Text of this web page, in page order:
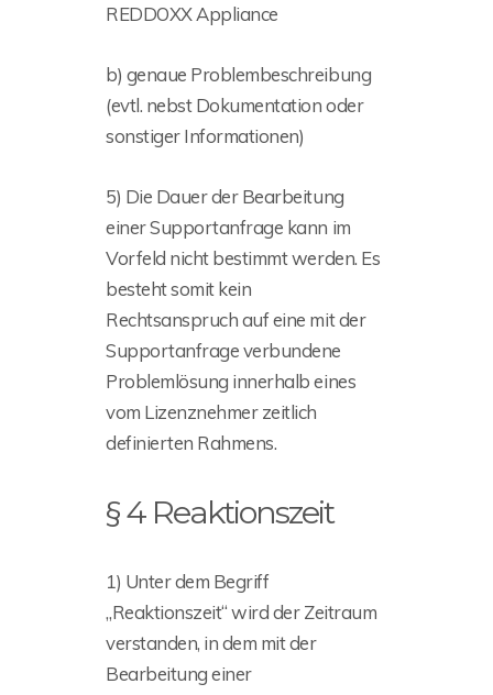
REDDOXX Appliance
b) genaue Problembeschreibung
(evtl. nebst Dokumentation oder
sonstiger Informationen)
5) Die Dauer der Bearbeitung
einer Supportanfrage kann im
Vorfeld nicht bestimmt werden. Es
besteht somit kein
Rechtsanspruch auf eine mit der
Supportanfrage verbundene
Problemlösung innerhalb eines
vom Lizenznehmer zeitlich
definierten Rahmens.
§ 4 Reaktionszeit
1) Unter dem Begriff
„Reaktionszeit“ wird der Zeitraum
verstanden, in dem mit der
Bearbeitung einer